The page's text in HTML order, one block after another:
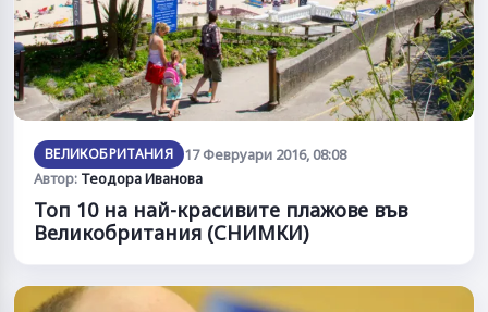
ВЕЛИКОБРИТАНИЯ
17 Февруари 2016, 08:08
Автор: Теодора Иванова
Топ 10 на най-красивите плажове във
Великобритания (СНИМКИ)